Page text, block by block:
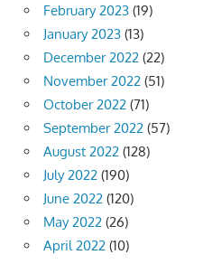
February 2023 (19)
January 2023 (13)
December 2022 (22)
November 2022 (51)
October 2022 (71)
September 2022 (57)
August 2022 (128)
July 2022 (190)
June 2022 (120)
May 2022 (26)
April 2022 (10)